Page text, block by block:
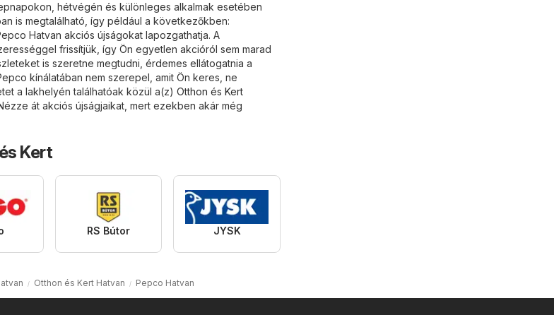
hétvégén és különleges alkalmak esetében
is megtalálható, így például a következőkben:
Hatvan akciós újságokat lapozgathatja. A
frissítjük, így Ön egyetlen akcióról sem marad
is szeretne megtudni, érdemes ellátogatnia a
kínálatában nem szerepel, amit Ön keres, ne
a lakhelyén találhatóak közül a(z) Otthon és Kert
át akciós újságjaikat, mert ezekben akár még
Kert
RS Bútor JYSK
Otthon és Kert Hatvan Pepco Hatvan